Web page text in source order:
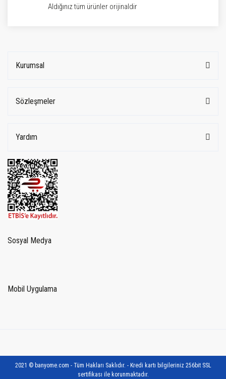
Aldığınız tüm ürünler orijinaldir
Kurumsal
Sözleşmeler
Yardım
Sosyal Medya
Mobil Uygulama
2021 © banyome.com - Tüm Hakları Saklıdır. - Kredi kartı bilgileriniz 256bit SSL
sertifikası ile korunmaktadır.